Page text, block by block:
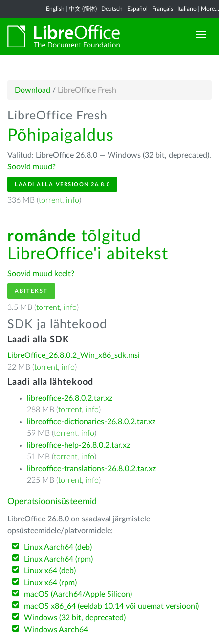
English 中文 (简体) Deutsch Español Français Italiano More...
Download / LibreOffice Fresh
LibreOffice Fresh
Põhipaigaldus
Valitud: LibreOffice 26.8.0 — Windows (32 bit, deprecated).
Soovid muud?
LAADI ALLA VERSIOON 26.8.0
336 MB (torrent, info)
românde tõlgitud
LibreOffice'i abitekst
Soovid muud keelt?
ABITEKST
3.5 MB (torrent, info)
SDK ja lähtekood
Laadi alla SDK
LibreOffice_26.8.0.2_Win_x86_sdk.msi
22 MB (torrent, info)
Laadi alla lähtekood
libreoffice-26.8.0.2.tar.xz
288 MB (torrent, info)
libreoffice-dictionaries-26.8.0.2.tar.xz
59 MB (torrent, info)
libreoffice-help-26.8.0.2.tar.xz
51 MB (torrent, info)
libreoffice-translations-26.8.0.2.tar.xz
225 MB (torrent, info)
Operatsioonisüsteemid
LibreOffice 26.8.0 on saadaval järgmistele
opsüsteemidele/platvormidele:
Linux Aarch64 (deb)
Linux Aarch64 (rpm)
Linux x64 (deb)
Linux x64 (rpm)
macOS (Aarch64/Apple Silicon)
macOS x86_64 (eeldab 10.14 või uuemat versiooni)
Windows (32 bit, deprecated)
Windows Aarch64